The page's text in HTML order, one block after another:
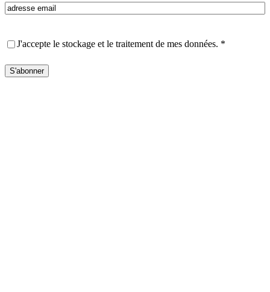
Email(Nécessaire)
Privacy(Nécessaire)
J'accepte le stockage et le traitement de mes données. *